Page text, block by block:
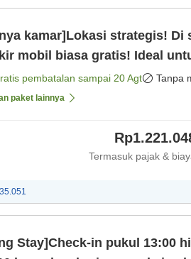
kamar]Lokasi strategis! Di
mobil biasa gratis! Ideal
saja]
pembatalan sampai 20 Agt Tanpa
paket lainnya
Termasuk pajak &
Stay]Check-in pukul 13:00